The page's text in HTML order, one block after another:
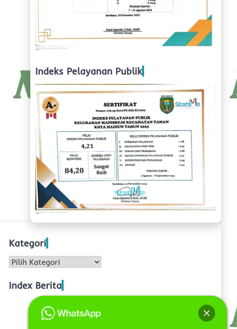
Indeks Pelayanan Publik
Kategori
Kategori
Index Berita
Kembali dengan Semangat Baru! ??
Rapat Internal Pertama di Bulan Juni